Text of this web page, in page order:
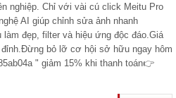
nghiệp. Chỉ với vài cú click Meitu Pro
AI giúp chỉnh sửa ảnh nhanh
làm đẹp, filter và hiệu ứng độc đáo.Giá
bỏ lỡ cơ hội sở hữu ngay hôm
" giảm 15% khi thanh toán👉